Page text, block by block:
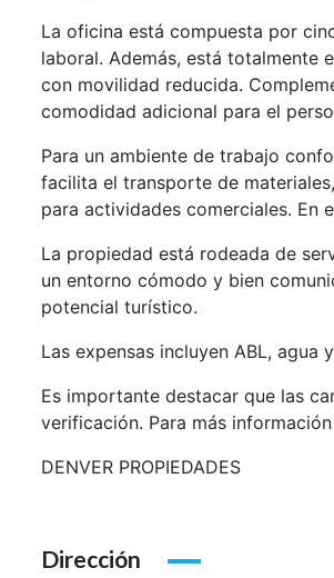
La oficina está compuesta por
laboral. Además, está totalmente
con movilidad reducida.
comodidad adicional para el
Para un ambiente de trabajo
facilita el transporte de
para actividades comerciales. En
La propiedad está rodeada de
un entorno cómodo y bien
potencial turístico.
Las expensas incluyen ABL, agua
Es importante destacar que las
verificación. Para más
DENVER PROPIEDADES
Dirección